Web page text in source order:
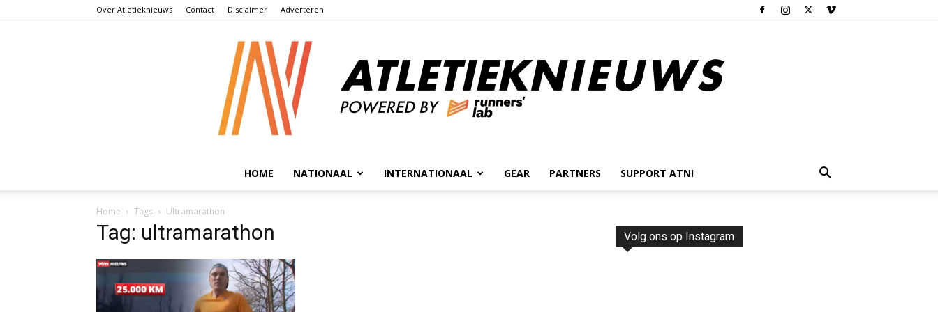
Over Atletieknieuws Contact Disclaimer Adverteren
HOME NATIONAAL INTERNATIONAAL GEAR PARTNERS SUPPORT ATNI
Home Tags Ultramarathon
Tag: ultramarathon Volg ons op Instagram